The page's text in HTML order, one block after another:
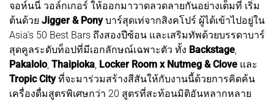
จอห์นนี่ วอล์กเกอร์ ให้ออกมาวาดลวดลายกันอย่างเต็มที่ เริ่ม
ต้นด้วย Jigger & Ponyบาร์สุดเท่จากสิงคโปร์ ผู้ได้เข้าไปอยู่ใน
Asia’s 50 Best Bars ถึงสองปีซ้อน และเสริมทัพด้วยบรรดาบาร์
สุดคูลระดับท็อปที่มีเอกลักษณ์เฉพาะตัว ทั้ง Backstage,
Pakalolo, Thaipioka, Locker Room x Nutmeg & Clove และ
Tropic Cityที่จะมาร่วมสร้างสีสันให้กับงานนี้ด้วยการคิดค้น
เครื่องดื่มสูตรพิเศษกว่า 20 สูตรที่สะท้อนมิติอันหลากหลาย